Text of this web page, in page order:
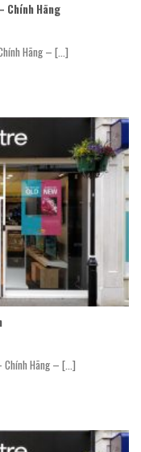
Chính Hãng
Hãng – [...]
Chính Hãng – [...]